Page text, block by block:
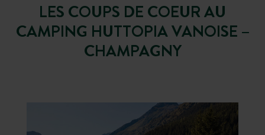
LES COUPS DE COEUR AU
CAMPING HUTTOPIA VANOISE –
CHAMPAGNY